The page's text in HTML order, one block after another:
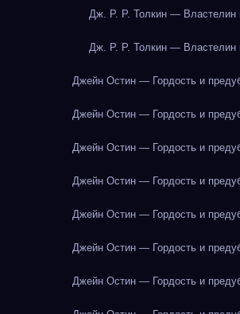
Дж. Р. Р. Толкин — Властелин
Дж. Р. Р. Толкин — Властелин
Джейн Остин — Гордость и
Джейн Остин — Гордость и
Джейн Остин — Гордость и
Джейн Остин — Гордость и
Джейн Остин — Гордость и
Джейн Остин — Гордость и
Джейн Остин — Гордость и